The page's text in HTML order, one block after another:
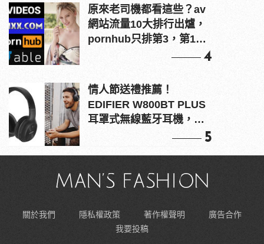
原來老司機都看這些？av
網站流量10大排行出爐，
pornhub只排第3，第1名
4
情人節送禮推薦！
EDIFIER W800BT PLUS
耳罩式無線藍牙耳機，在
5
關於我們 隱私權政策 著作權聲明
廣告合作
我要投稿